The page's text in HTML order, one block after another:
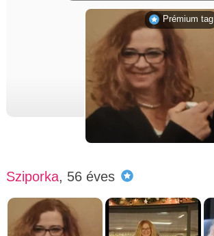
Sziporka, 56 éves
Prémium tag